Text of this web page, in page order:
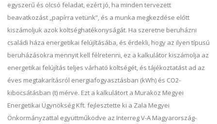
egyszerű és olcsó feladat, ezért jó, ha minden tervezett
beavatkozást „papírra vetünk”, és a munka megkezdése előtt
kiszámoljuk azok költséghatékonyságát. Ha szeretne beruházni
családi háza energetikai felújításába, és érdekli, hogy az ilyen típusú
beruházásokra mennyit kell félretenni, ez a kalkulátor kiszámolja az
energetikai felújítás teljes várható költségét, és tájékoztatást ad az
éves megtakarításról energiafogyasztásban (kWh) és CO2-
kibocsátásban (t) mérve. Ezt a kalkulátort a Muraköz Megyei
Energetikai Ügynökség Kft. fejlesztette ki a Zala Megyei
Önkormányzattal együttműködve az Interreg V-A Magyarország-